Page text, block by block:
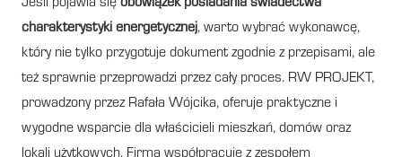
Jeśli pojawia się obowiązek posiadania świadectwa
charakterystyki energetycznej, warto wybrać wykonawcę,
który nie tylko przygotuje dokument zgodnie z przepisami, ale
też sprawnie przeprowadzi przez cały proces. RW PROJEKT,
prowadzony przez Rafała Wójcika, oferuje praktyczne i
wygodne wsparcie dla właścicieli mieszkań, domów oraz
lokali użytkowych. Firma współpracuje z zespołem